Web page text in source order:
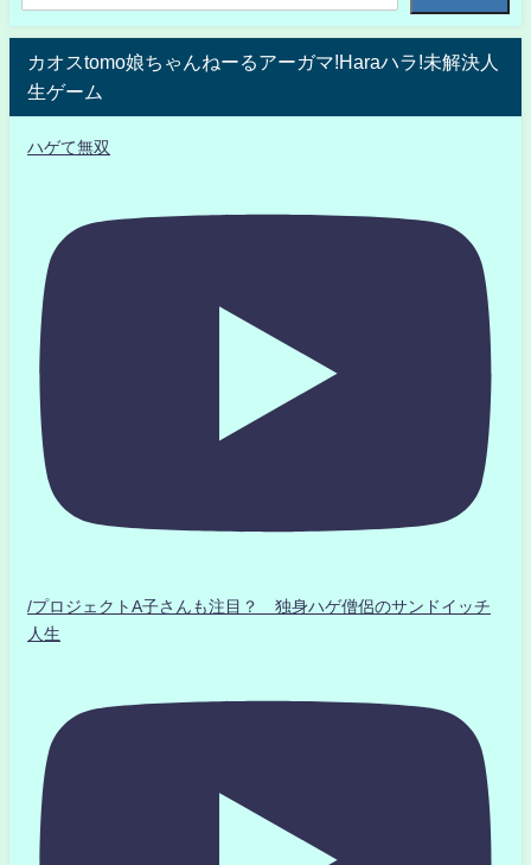
カオスtomo娘ちゃんねーるアーガマ!Haraハラ!未解決人
生ゲーム
ハゲて無双
/プロジェクトA子さんも注目？ 独身ハゲ僧侶のサンドイッチ
人生